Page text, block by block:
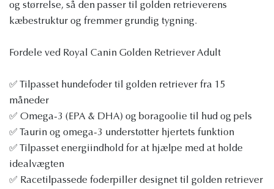
og størrelse, så den passer til golden retrieverens
kæbestruktur og fremmer grundig tygning.
Fordele ved Royal Canin Golden Retriever Adult
✅ Tilpasset hundefoder til golden retriever fra 15
måneder
✅ Omega-3 (EPA & DHA) og boragoolie til hud og pels
✅ Taurin og omega-3 understøtter hjertets funktion
✅ Tilpasset energiindhold for at hjælpe med at holde
idealvægten
✅ Racetilpassede foderpiller designet til golden retriever